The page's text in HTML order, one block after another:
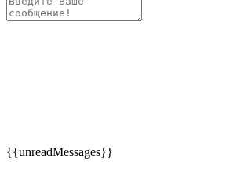
{{unreadMessages}}